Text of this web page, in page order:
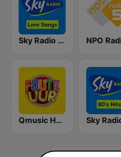
Sky Radio Lovesongs
Qmusic Het Foute Uur